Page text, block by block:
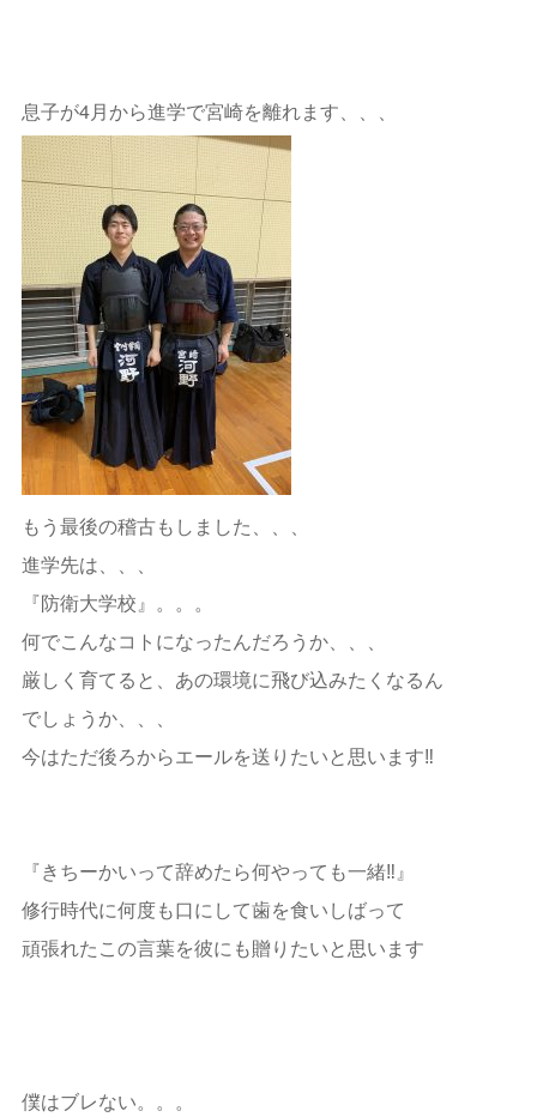
息子が4月から進学で宮崎を離れます、、、
もう最後の稽古もしました、、、
進学先は、、、
『防衛大学校』。。。
何でこんなコトになったんだろうか、、、
厳しく育てると、あの環境に飛び込みたくなるん
でしょうか、、、
今はただ後ろからエールを送りたいと思います‼️
『きちーかいって辞めたら何やっても一緒‼️』
修行時代に何度も口にして歯を食いしばって
頑張れたこの言葉を彼にも贈りたいと思います
僕はブレない。。。